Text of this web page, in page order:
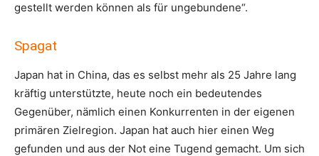
gestellt werden können als für ungebundene“.
Spagat
Japan hat in China, das es selbst mehr als 25 Jahre lang
kräftig unterstützte, heute noch ein bedeutendes
Gegenüber, nämlich einen Konkurrenten in der eigenen
primären Zielregion. Japan hat auch hier einen Weg
gefunden und aus der Not eine Tugend gemacht. Um sich